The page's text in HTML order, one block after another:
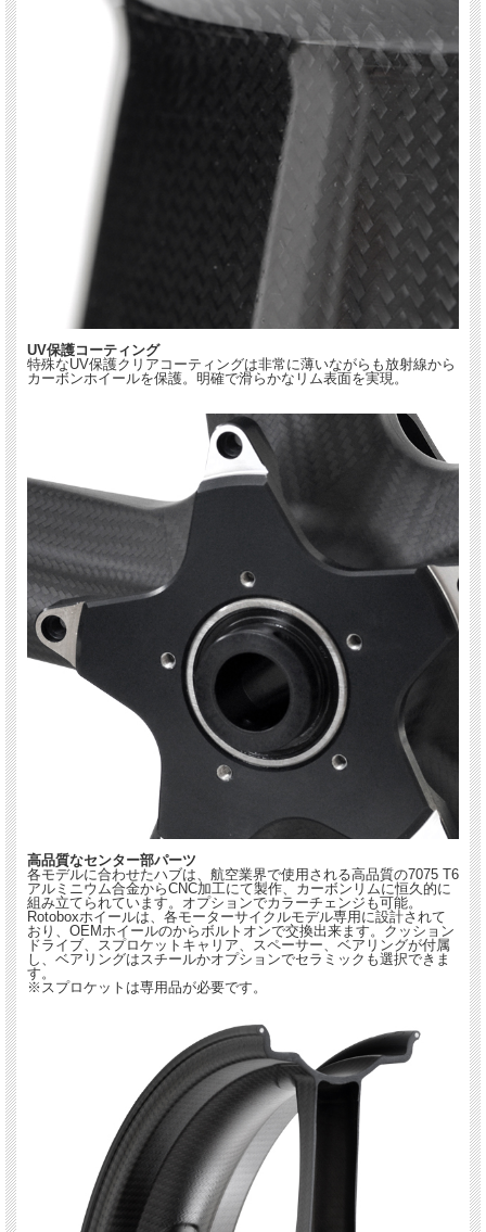
UV保護コーティング
特殊なUV保護クリアコーティングは非常に薄いながらも放射線から
カーボンホイールを保護。明確で滑らかなリム表面を実現。
高品質なセンター部パーツ
各モデルに合わせたハブは、航空業界で使用される高品質の7075 T6
アルミニウム合金からCNC加工にて製作、カーボンリムに恒久的に
組み立てられています。オプションでカラーチェンジも可能。
Rotoboxホイールは、各モーターサイクルモデル専用に設計されて
おり、OEMホイールのからボルトオンで交換出来ます。クッション
ドライブ、スプロケットキャリア、スペーサー、ベアリングが付属
し、ベアリングはスチールかオプションでセラミックも選択できま
す。
※スプロケットは専用品が必要です。